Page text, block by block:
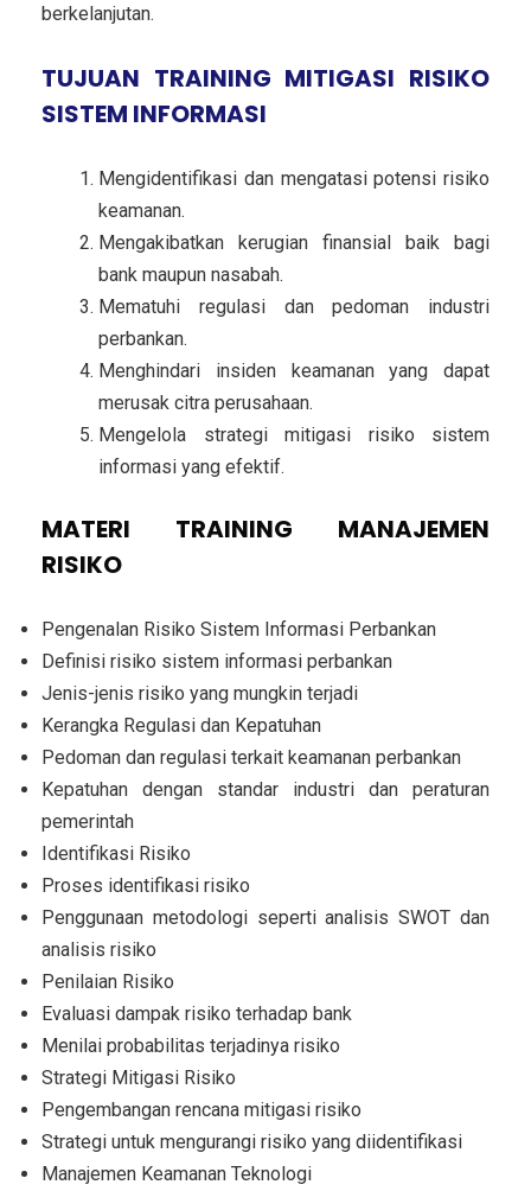
berkelanjutan.
TUJUAN TRAINING MITIGASI RISIKO
SISTEM INFORMASI
Mengidentifikasi dan mengatasi potensi risiko
keamanan.
Mengakibatkan kerugian finansial baik bagi
bank maupun nasabah.
Mematuhi regulasi dan pedoman industri
perbankan.
Menghindari insiden keamanan yang dapat
merusak citra perusahaan.
Mengelola strategi mitigasi risiko sistem
informasi yang efektif.
MATERI TRAINING MANAJEMEN
RISIKO
Pengenalan Risiko Sistem Informasi Perbankan
Definisi risiko sistem informasi perbankan
Jenis-jenis risiko yang mungkin terjadi
Kerangka Regulasi dan Kepatuhan
Pedoman dan regulasi terkait keamanan perbankan
Kepatuhan dengan standar industri dan peraturan
pemerintah
Identifikasi Risiko
Proses identifikasi risiko
Penggunaan metodologi seperti analisis SWOT dan
analisis risiko
Penilaian Risiko
Evaluasi dampak risiko terhadap bank
Menilai probabilitas terjadinya risiko
Strategi Mitigasi Risiko
Pengembangan rencana mitigasi risiko
Strategi untuk mengurangi risiko yang diidentifikasi
Manajemen Keamanan Teknologi